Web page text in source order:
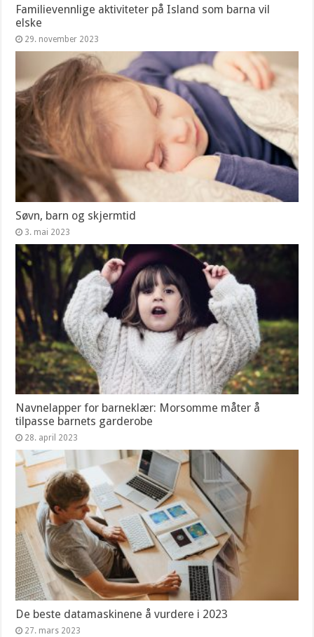
Familievennlige aktiviteter på Island som barna vil
elske
29. november 2023
Søvn, barn og skjermtid
3. mai 2023
Navnelapper for barneklær: Morsomme måter å
tilpasse barnets garderobe
28. april 2023
De beste datamaskinene å vurdere i 2023
27. mars 2023